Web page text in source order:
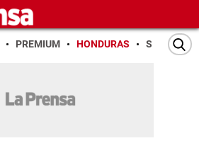
PREMIUM HONDURAS SAN PEDRO